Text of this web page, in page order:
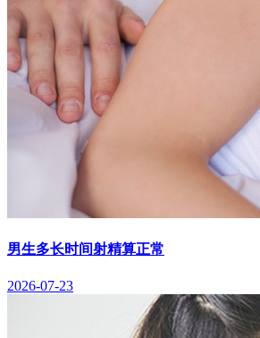
男生多长时间射精算正常
2026-07-23